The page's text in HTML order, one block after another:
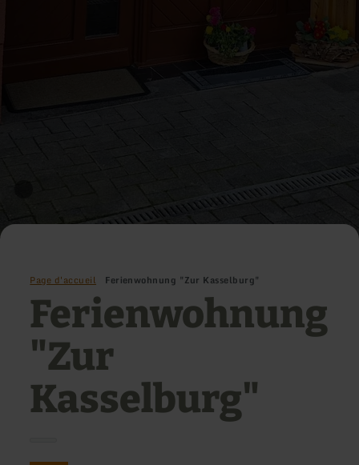
Page d'accueil Ferienwohnung "Zur Kasselburg"
Ferienwohnung
"Zur
Kasselburg"